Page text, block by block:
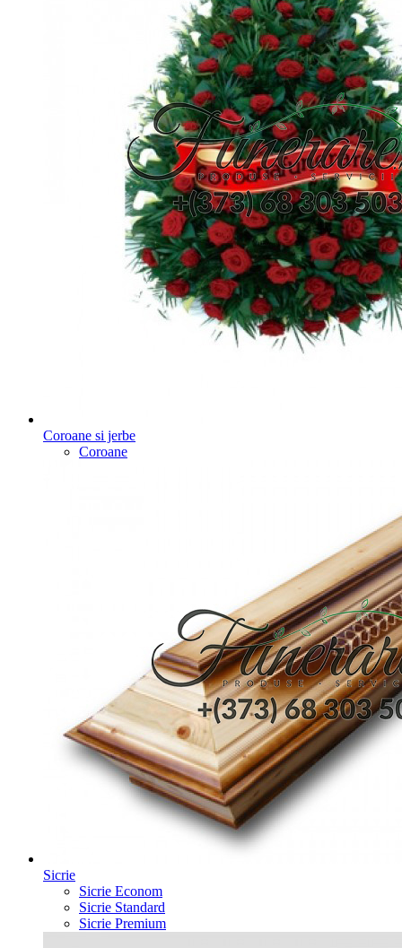
Coroane si jerbe
Coroane
Sicrie
Sicrie Econom
Sicrie Standard
Sicrie Premium